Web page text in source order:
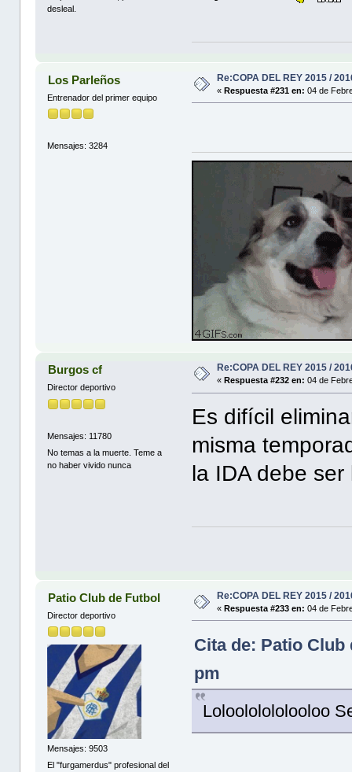
desleal.
Los Parleños
Entrenador del primer equipo
Mensajes: 3284
Re:COPA DEL REY 2015 /
«Respuesta #231 en: 04 de
Burgos cf
Director deportivo
Mensajes: 11780
No temas a la muerte. Teme a
no haber vivido nunca
Re:COPA DEL REY 2015 /
« Respuesta #232 en: 04 de
Es difícil
misma
la IDA debe
Patio Club de Futbol
Director deportivo
Mensajes: 9503
El "furgamerdus" profesional del
Re:COPA DEL REY 2015 /
«Respuesta #233 en: 04 de
Cita de: Patio Club
pm
Loloololololooloo